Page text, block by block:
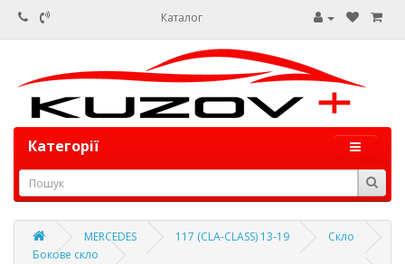
Каталог
Категорії
MERCEDES 117 (CLA-CLASS) 13-19
Скло
Бокове скло